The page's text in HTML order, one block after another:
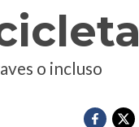
o incluso